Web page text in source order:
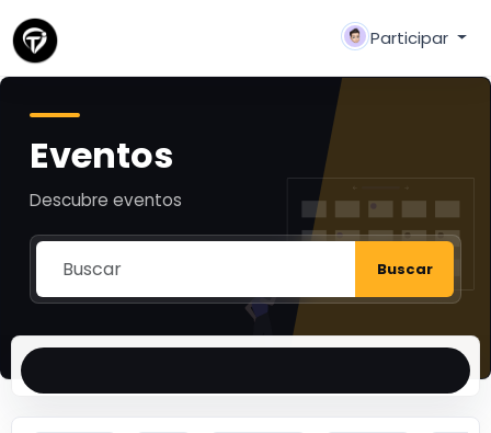
Participar
Eventos
Descubre eventos
Buscar